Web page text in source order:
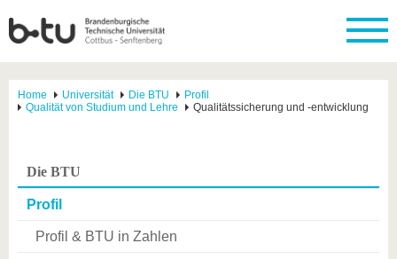
Home Universität Die BTU
Profil
Qualität von Studium und Lehre
Qualitätssicherung und -entwicklung
Die BTU
Profil
Profil & BTU in Zahlen